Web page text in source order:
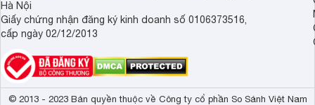
Đây là nồi điện tử thông minh, có nhiều tính năng hiện đại,
và giữ nguyên chất.
4. Nồi cơm điện Panasonic SR MEV18HRA
Sản phẩm này có thiết kế nhỏ nhắn, lòng nồi chống dính dễ
bạn tiết kiệm thời gian nấu cơm.
Hà Nội
Giấy chứng nhận đăng ký kinh doanh số 0106373516,
cấp ngày 02/12/2013
© 2013 - 2023 Bản quyền thuộc về Công ty cổ phần So Sánh Việt Nam